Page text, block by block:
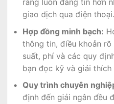
ràng luôn đáng tin hơn
giao dịch qua điện thoại.
Hợp đồng minh bạch:
thông tin, điều khoản
suất, phí và các quy
bạn đọc kỹ và giải thích
Quy trình chuyên
định đến giải ngân đều